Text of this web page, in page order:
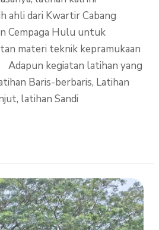
ahli dari Kwartir Cabang
Cempaga Hulu untuk
materi teknik kepramukaan
kegiatan latihan yang
Baris-berbaris, Latihan
latihan Sandi